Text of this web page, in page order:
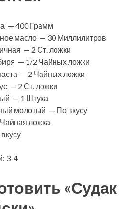
— 400 Грамм
масло — 30 Миллилитров
— 2 Ст. ложки
— 1/2 Чайных ложки
— 2 Чайных ложки
— 2 Ст. ложки
— 1 Штука
молотый — По вкусу
ложка
3-4
«Судак